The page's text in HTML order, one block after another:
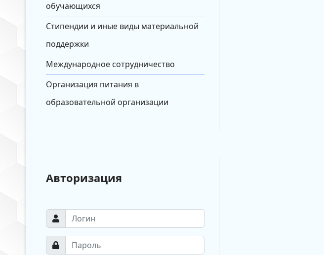
обучающихся
Стипендии и иные виды материальной
поддержки
Международное сотрудничество
Организация питания в
образовательной организации
Авторизация